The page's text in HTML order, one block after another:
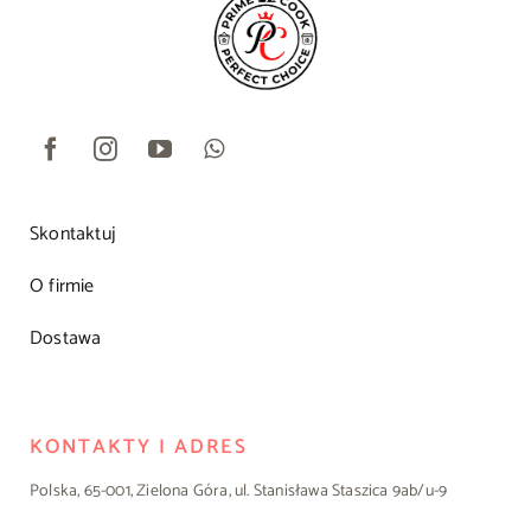
Skontaktuj
O firmie
Dostawa
KONTAKTY I ADRES
Polska, 65-001, Zielona Góra, ul. Stanisława Staszica 9ab/u-9